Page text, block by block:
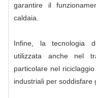
garantire il
caldaia.
Infine, la tecnologia
utilizzata anche nel
particolare nel
industriali per soddisfare